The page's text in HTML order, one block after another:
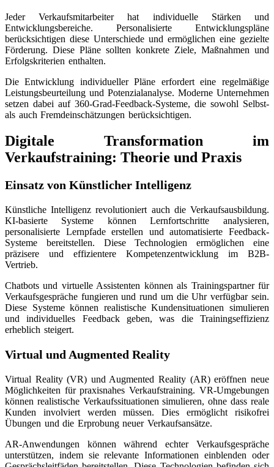
Jeder Verkaufsmitarbeiter hat individuelle Stärken und
Entwicklungsbereiche. Personalisierte Entwicklungspläne
berücksichtigen diese Unterschiede und ermöglichen eine gezielte
Förderung. Diese Pläne sollten konkrete Ziele, Maßnahmen und
Erfolgskriterien enthalten.
Die Entwicklung individueller Pläne erfordert eine regelmäßige
Leistungsbeurteilung und Potenzialanalyse. Moderne Unternehmen
setzen dabei auf 360-Grad-Feedback-Systeme, die sowohl Selbst-
als auch Fremdeinschätzungen berücksichtigen.
Digitale Transformation im
Verkaufstraining: Theorie und Praxis
Einsatz von Künstlicher Intelligenz
Künstliche Intelligenz revolutioniert auch die Verkaufsausbildung.
KI-basierte Systeme können Lernfortschritte analysieren,
personalisierte Lernpfade erstellen und automatisierte Feedback-
Systeme bereitstellen. Diese Technologien ermöglichen eine
präzisere und effizientere Kompetenzentwicklung im B2B-
Vertrieb.
Chatbots und virtuelle Assistenten können als Trainingspartner für
Verkaufsgespräche fungieren und rund um die Uhr verfügbar sein.
Diese Systeme können realistische Kundensituationen simulieren
und individuelles Feedback geben, was die Trainingseffizienz
erheblich steigert.
Virtual und Augmented Reality
Virtual Reality (VR) und Augmented Reality (AR) eröffnen neue
Möglichkeiten für praxisnahes Verkaufstraining. VR-Umgebungen
können realistische Verkaufssituationen simulieren, ohne dass reale
Kunden involviert werden müssen. Dies ermöglicht risikofrei
Übungen und die Erprobung neuer Verkaufsansätze.
AR-Anwendungen können während echter Verkaufsgespräche
unterstützen, indem sie relevante Informationen einblenden oder